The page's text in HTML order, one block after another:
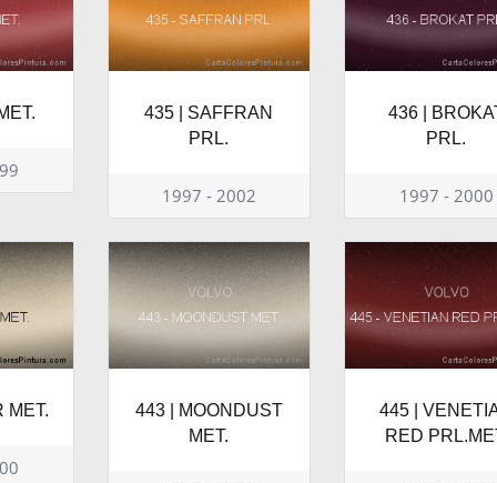
435 | SAFFRAN
PRL.
1997 - 2002
436 |
PRL.
1997 - 2000
MET.
443 | MOONDUST
MET.
445 |
RED